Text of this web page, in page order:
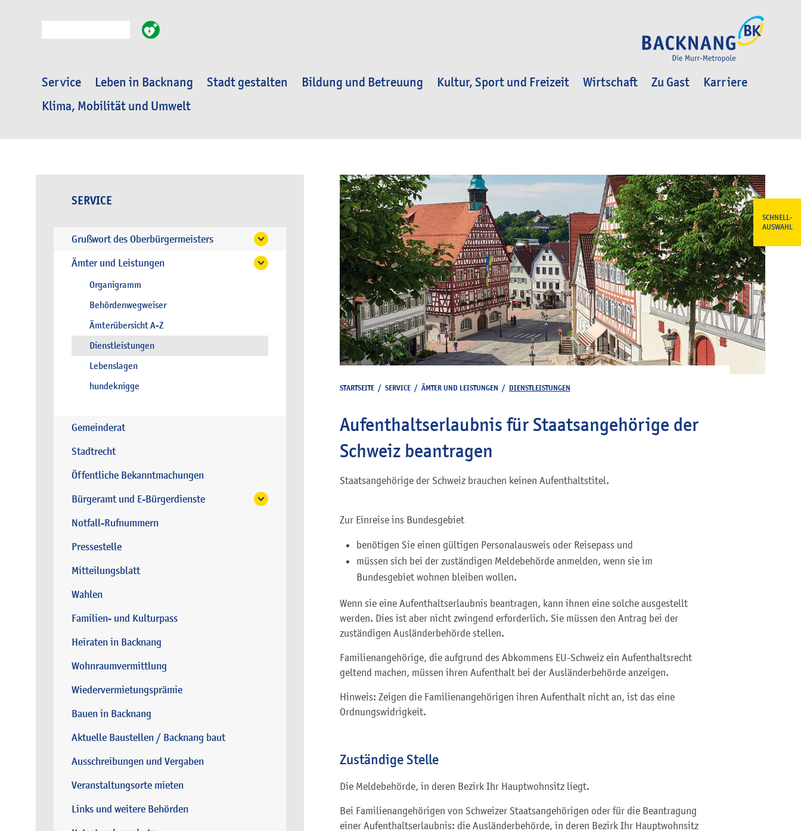
Service Leben in Backnang Stadt gestalten Bildung und Betreuung Kultur, Sport und Freizeit Wirtschaft Zu Gast
Karriere
Klima, Mobilität und Umwelt
SCHNELL-
AUSWAHL
SERVICE
Grußwort des Oberbürgermeisters
Ämter und Leistungen
Organigramm
Behördenwegweiser
Ämterübersicht A-Z
Dienstleistungen
Lebenslagen
hundeknigge
Gemeinderat
Stadtrecht
Öffentliche Bekanntmachungen
Bürgeramt und E-Bürgerdienste
Notfall-Rufnummern
Pressestelle
Mitteilungsblatt
Wahlen
Familien- und Kulturpass
Heiraten in Backnang
Wohnraumvermittlung
Wiedervermietungsprämie
Bauen in Backnang
Aktuelle Baustellen / Backnang baut
Ausschreibungen und Vergaben
Veranstaltungsorte mieten
Links und weitere Behörden
STARTSEITE / SERVICE / ÄMTER UND LEISTUNGEN / DIENSTLEISTUNGEN
Aufenthaltserlaubnis für Staatsangehörige der
Schweiz beantragen
Staatsangehörige der Schweiz brauchen keinen Aufenthaltstitel.
Zur Einreise ins Bundesgebiet
benötigen Sie einen gültigen Personalausweis oder Reisepass und
müssen sich bei der zuständigen Meldebehörde anmelden, wenn sie im
Bundesgebiet wohnen bleiben wollen.
Wenn sie eine Aufenthaltserlaubnis beantragen, kann ihnen eine solche ausgestellt
werden. Dies ist aber nicht zwingend erforderlich. Sie müssen den Antrag bei der
zuständigen Ausländerbehörde stellen.
Familienangehörige, die aufgrund des Abkommens EU-Schweiz ein Aufenthaltsrecht
geltend machen, müssen ihren Aufenthalt bei der Ausländerbehörde anzeigen.
Hinweis: Zeigen die Familienangehörigen ihren Aufenthalt nicht an, ist das eine
Ordnungswidrigkeit.
Zuständige Stelle
Die Meldebehörde, in deren Bezirk Ihr Hauptwohnsitz liegt.
Bei Familienangehörigen von Schweizer Staatsangehörigen oder für die Beantragung
einer Aufenthaltserlaubnis: die Ausländerbehörde, in deren Bezirk Ihr Hauptwohnsitz